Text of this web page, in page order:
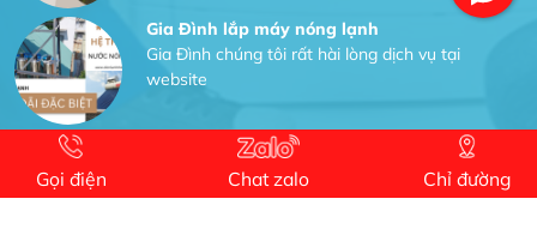
Gia Đình lắp máy nóng lạnh
Gia Đình chúng tôi rất hài lòng dịch vụ tại
website
Dự án nhà phố đẹp lên nhờ đội thợ điện từ dịch
vụ
Gọi điện Chat zalo Chỉ đường